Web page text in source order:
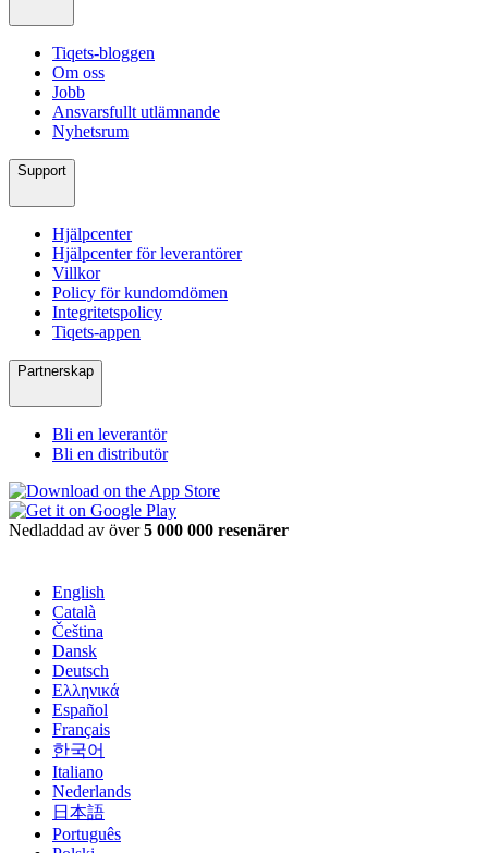
Tiqets-bloggen
Om oss
Jobb
Ansvarsfullt utlämnande
Nyhetsrum
Support
Hjälpcenter
Hjälpcenter för leverantörer
Villkor
Policy för kundomdömen
Integritetspolicy
Tiqets-appen
Partnerskap
Bli en leverantör
Bli en distributör
Nedladdad av över5 000 000 resenärer
English
Català
Čeština
Dansk
Deutsch
Ελληνικά
Español
Français
한국어
Italiano
Nederlands
日本語
Português